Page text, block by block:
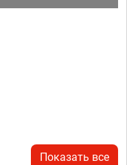
Показать все